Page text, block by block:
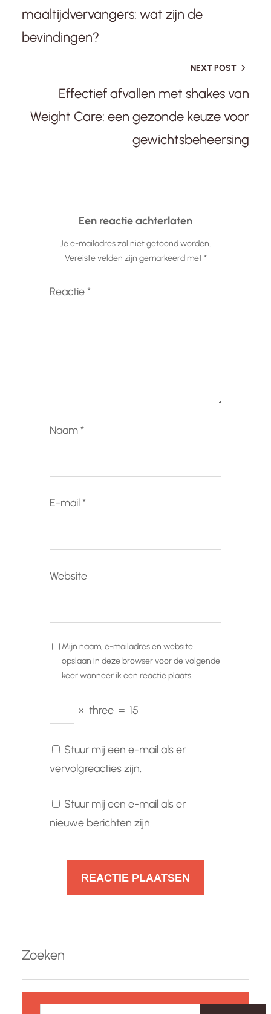
maaltijdvervangers: wat zijn de
bevindingen?
NEXT POST
Effectief afvallen met shakes van
Weight Care: een gezonde keuze voor
gewichtsbeheersing
Een reactie achterlaten
Je e-mailadres zal niet getoond worden.
Vereiste velden zijn gemarkeerd met*
Reactie*
Naam*
E-mail*
Website
Mijn naam, e-mailadres en website
opslaan in deze browser voor de volgende
keer wanneer ik een reactie plaats.
× three = 15
Stuur mij een e-mail als er
vervolgreacties zijn.
Stuur mij een e-mail als er
nieuwe berichten zijn.
Zoeken